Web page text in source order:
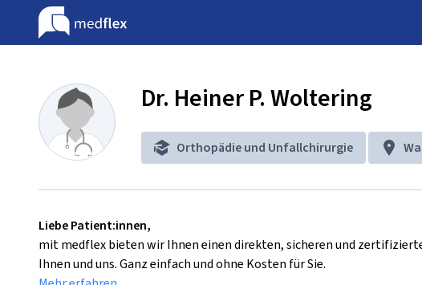
Dr. Heiner P. Woltering
Orthopädie und Unfallchirurgie
Liebe Patient:innen,
mit medflex bieten wir Ihnen einen direkten, sicheren und
Ihnen und uns. Ganz einfach und ohne Kosten für Sie.